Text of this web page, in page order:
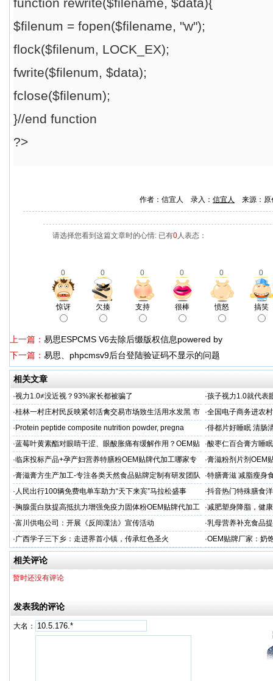
$filenum = fopen($filename, "w");
flock($filenum, LOCK_EX);
fwrite($filenum, $data);
fclose($filenum);
}//end function
?>
作者：信宜人 录入： 信宜人 来源：
请选择您看到这篇文章时的心情: 已有0人表态：
0 0 0 0 0 0
惊讶 欠揍 支持 很棒 愤怒 搞笑
上一篇： 易思ESPCMS V6去除后缀版权信息powered by
下一篇： 易思、phpcmsv9后台登陆验证码不显示的问题
相关文章
·视力1.0≠没近视？93%家长都被骗了 ·孩子视力1.0就代表
·桂林一村庄村民反映紧邻活禽交易市场致生活用水发黑 市
场称属“造谣”，联合调查组介入调查
·全国电子商务进农
利开班
· Protein peptide composite nutrition powder, pregna ·俳都片好睡眠 清肠
·蓝莓叶黄素酯对眼睛干涩、眼酸胀痛有缓解作用？OEM贴
牌代工
·酸枣仁百合膏方睡
厂
·临床投标产品+孕产妇营养特膳粉OEM贴牌代加工哪家专
业
·膏滋粉剂片剂OEM
·膏滋膏方生产加工-专注各类天然食品贴牌定制有研发团队
厂家
·特膳膏滋 减脂瘦身
务商
· 人民出行100辆免费电单车助力“天下来宾”马拉松盛事 ·抖音热门特殊膳食
牌加工
· 胸腺蛋白肽提高抵抗力增强免疫力固体粉OEM贴牌代加工
服务商
·减肥塑身降脂，健
服务商
·富川供电公司：开展《反间谍法》宣传活动 ·乳母营养补充食品
工
·广西学子三下乡：走进界首小镇，传承红色圣火 ·OEM贴牌厂家：奶
一步！
相关评论
暂时还没有评论
发表我的评论
大名：